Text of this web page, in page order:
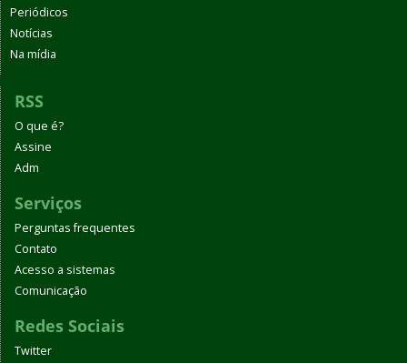
Periódicos
Notícias
Na mídia
RSS
O que é?
Assine
Adm
Serviços
Perguntas frequentes
Contato
Acesso a sistemas
Comunicação
Redes Sociais
Twitter